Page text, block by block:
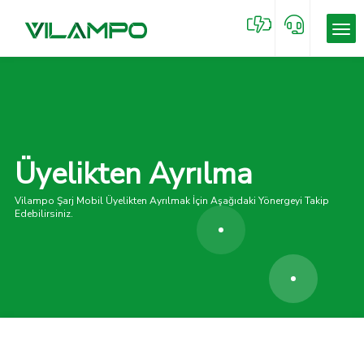
Üyelikten Ayrılma
Vilampo Şarj Mobil Üyelikten Ayrılmak İçin Aşağıdaki Yönergeyi Takip
Edebilirsiniz.